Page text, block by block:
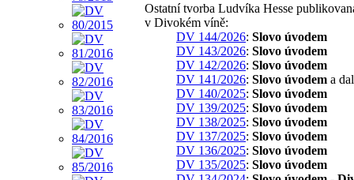
Ostatní tvorba Ludvíka Hesse
v Divokém víně:
DV 144/2026: Slovo úvodem
DV 143/2026: Slovo úvodem
DV 142/2026: Slovo úvodem
DV 141/2026: Slovo úvodem a
DV 140/2025: Slovo úvodem
DV 139/2025: Slovo úvodem
DV 138/2025: Slovo úvodem
DV 137/2025: Slovo úvodem
DV 136/2025: Slovo úvodem
DV 135/2025: Slovo úvodem